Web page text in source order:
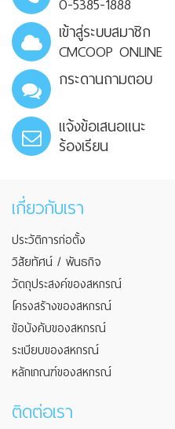
เข้าสู่ระบบสมาชิก
CMCOOP ONLINE
กระดานถามตอบ
แจ้งข้อเสนอแนะ
ร้องเรียน
เกี่ยวกับเรา
ประวัติการก่อตั้ง
วิสัยทัศน์ / พันธกิจ
วัตถุประสงค์ของสหกรณ์
โครงสร้างของสหกรณ์
ข้อบังคับของสหกรณ์
ระเบียบของสหกรณ์
หลักเกณฑ์ของสหกรณ์
ติดต่อเรา